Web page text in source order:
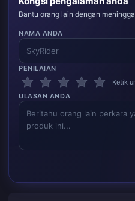
Bantu orang lain dengan
NAMA ANDA
PENILAIAN
Ketik
ULASAN ANDA